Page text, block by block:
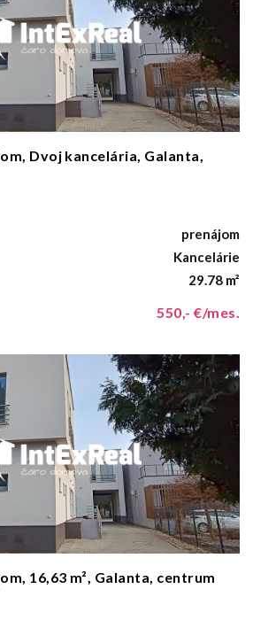
Dvoj kancelária, Galanta,
prenájom
Kancelárie
29.78 m²
550,- €/mes.
16,63 m², Galanta, centrum